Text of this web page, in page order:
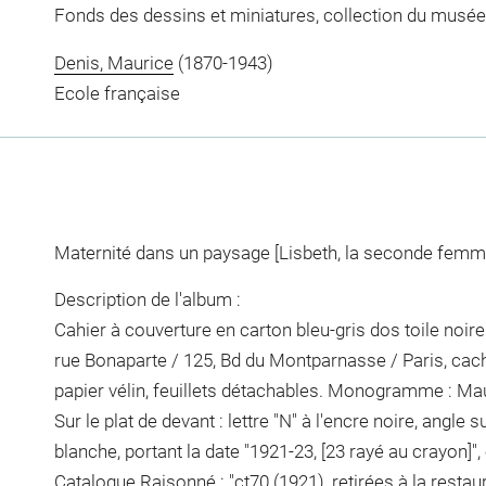
Fonds des dessins et miniatures, collection du
Denis, Maurice(1870-1943)
Ecole française
Maternité dans un paysage [Lisbeth, la seconde
Description de l'album :
Cahier à couverture en carton bleu-gris dos toile
rue Bonaparte / 125, Bd du Montparnasse / Paris,
papier vélin, feuillets détachables. Monogramme :
Sur le plat de devant : lettre "N" à l'encre noire, angle
blanche, portant la date "1921-23, [23 rayé au
Catalogue Raisonné : "ct70 (1921), retirées à la